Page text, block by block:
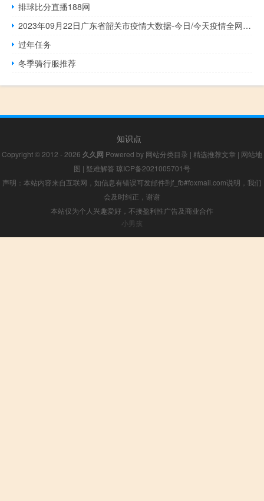
排球比分直播188网
2023年09月22日广东省韶关市疫情大数据-今日/今天疫情全网搜索最新实时消息动态情况通知播报
过年任务
冬季骑行服推荐
知识点
Copyright © 2012 - 2026 久久网 Powered by 网站分类目录 | 精选推荐文章 | 网站地
图 | 疑难解答 琼ICP备2021005701号
声明：本站内容来自互联网，如信息有错误可发邮件到f_fb#foxmail.com说明，我们
会及时纠正，谢谢
本站仅为个人兴趣爱好，不接盈利性广告及商业合作
小男孩